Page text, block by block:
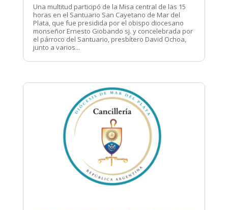
Una multitud participó de la Misa central de las 15
horas en el Santuario San Cayetano de Mar del
Plata, que fue presidida por el obispo diocesano
monseñor Ernesto Giobando sj. y concelebrada por
el párroco del Santuario, presbítero David Ochoa,
junto a varios...